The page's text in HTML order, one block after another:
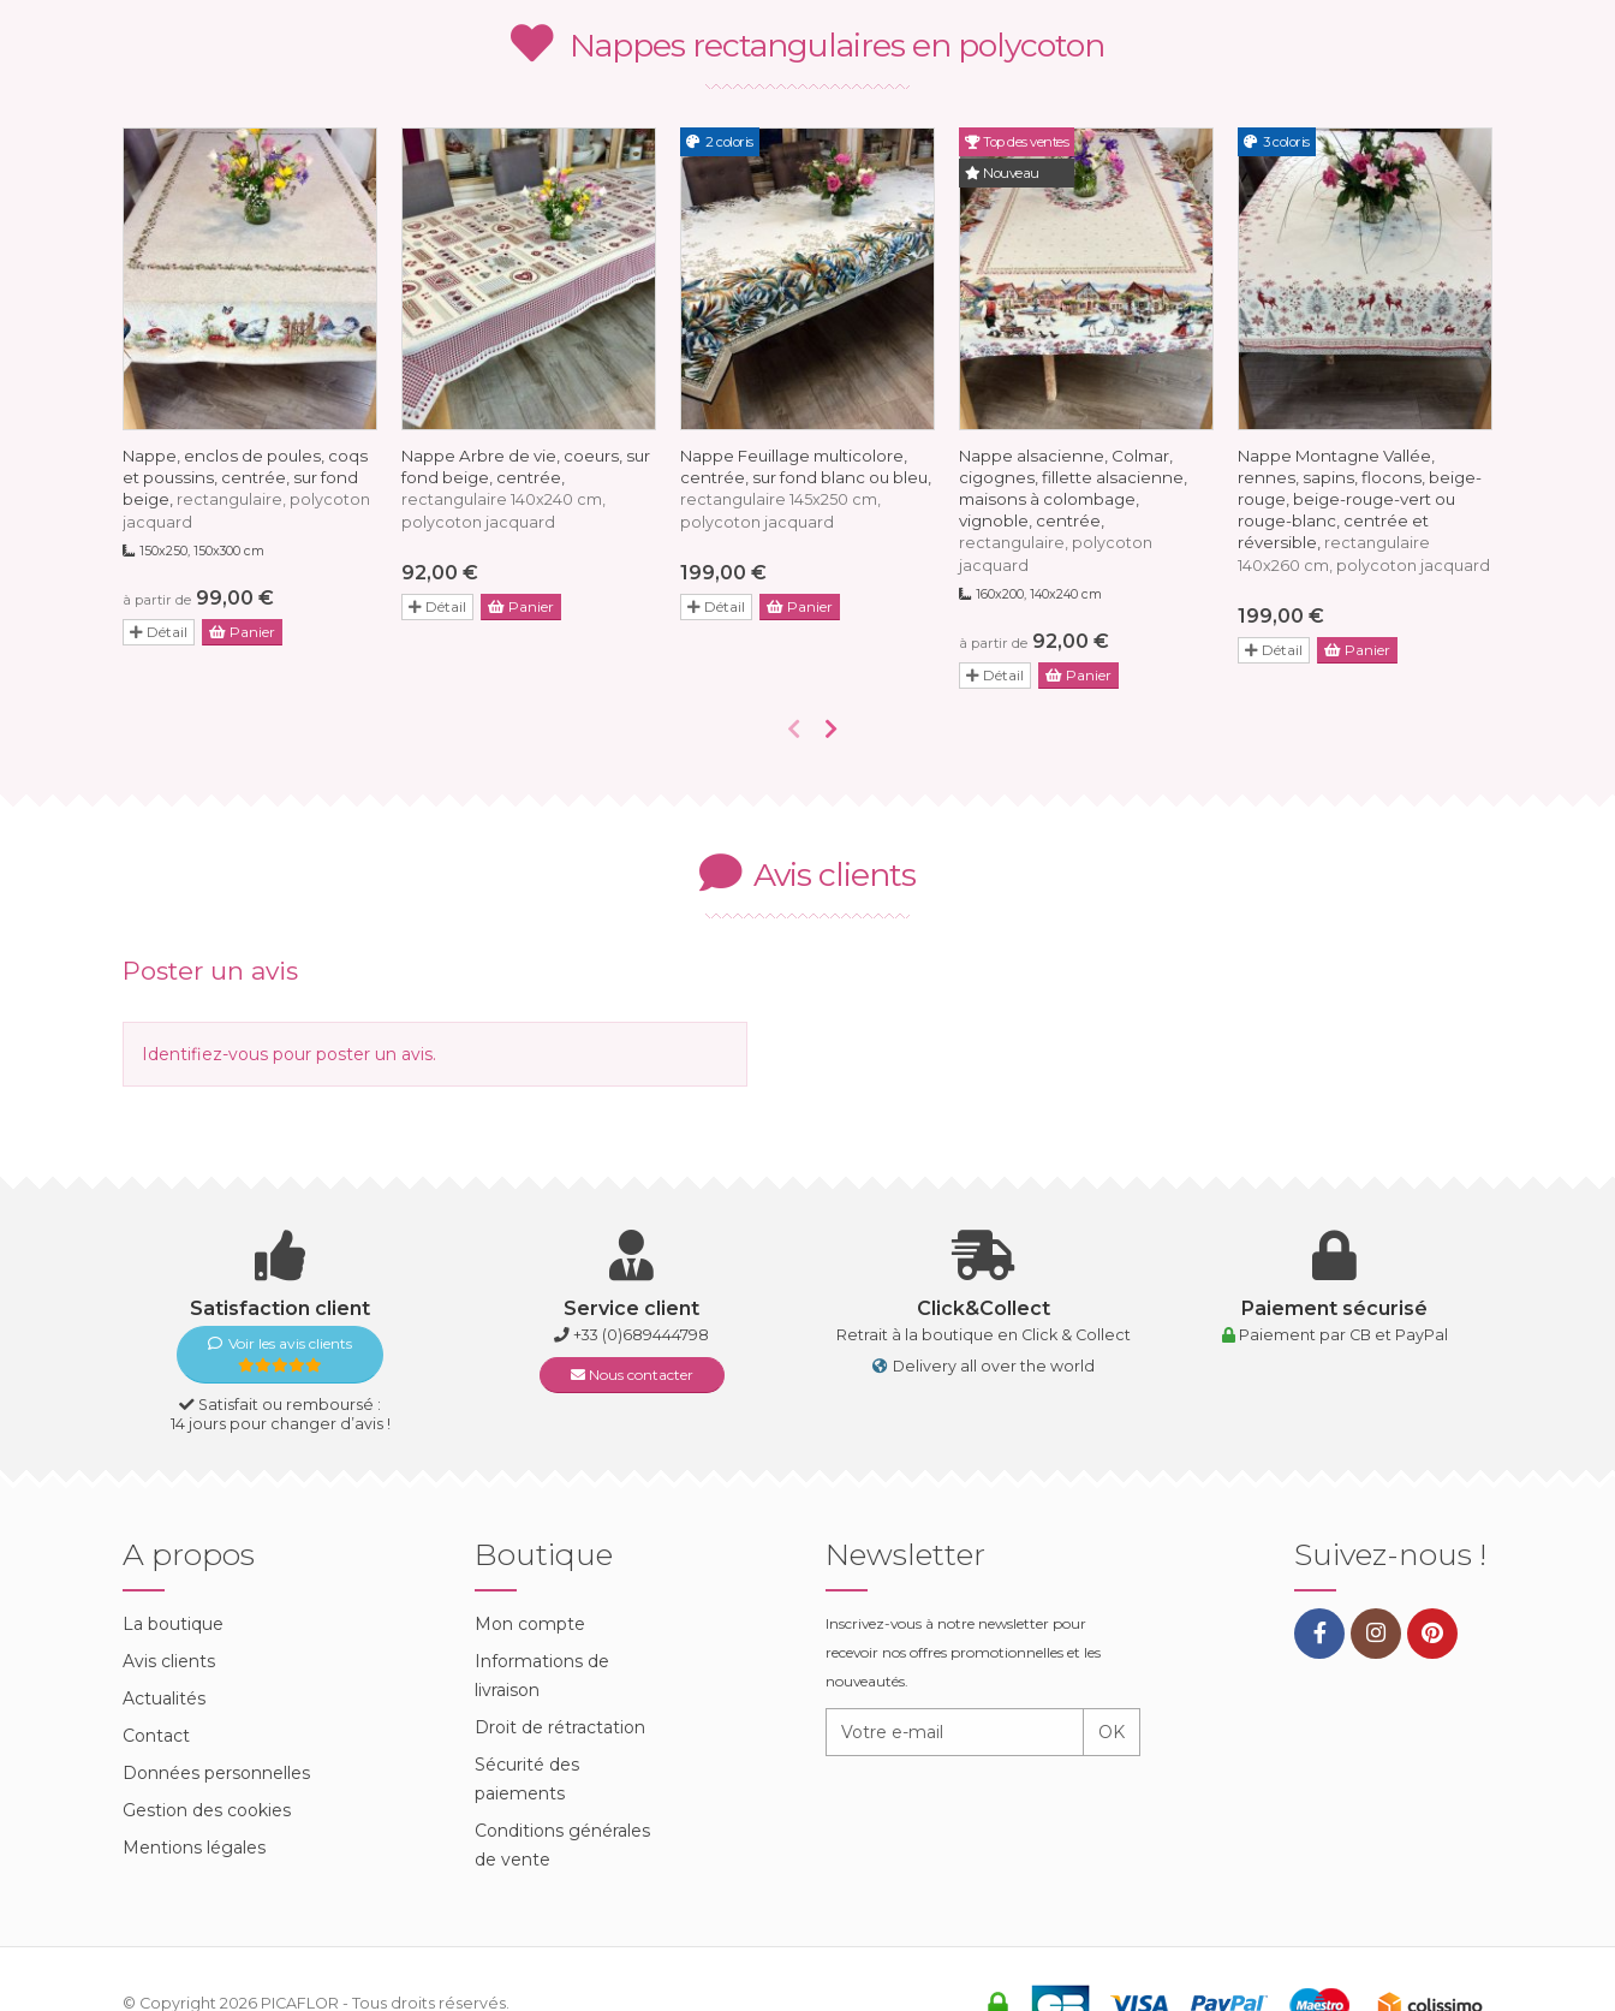
Nappes rectangulaires en polycoton
Nappe, enclos de poules, coqs
et poussins, centrée, sur fond
beige, rectangulaire, polycoton
jacquard
150x250, 150x300 cm
à partir de 99,00 €
Détail Panier
Nappe Arbre de vie, coeurs, sur
fond beige, centrée,
rectangulaire 140x240 cm,
polycoton jacquard
92,00 €
Détail Panier
2 coloris
Nappe Feuillage multicolore,
centrée, sur fond blanc ou bleu,
rectangulaire 145x250 cm,
polycoton jacquard
199,00 €
Détail Panier
Top des ventes
Nouveau
Nappe alsacienne, Colmar,
cigognes, fillette alsacienne,
maisons à colombage,
vignoble, centrée,
rectangulaire, polycoton
jacquard
160x200, 140x240 cm
à partir de 92,00 €
Détail Panier
3 coloris
Nappe Montagne Vallée,
rennes, sapins, flocons, beige-
rouge, beige-rouge-vert ou
rouge-blanc, centrée et
réversible, rectangulaire
140x260 cm, polycoton jacquard
199,00 €
Détail Panier
Avis clients
Poster un avis
Identifiez-vous pour poster un avis.
Satisfaction client
Voir les avis clients
Satisfait ou remboursé :
14 jours pour changer d’avis !
Service client
+33 (0)689444798
Nous contacter
Click&Collect
Retrait à la boutique en Click & Collect
Delivery all over the world
Paiement sécurisé
Paiement par CB et PayPal
A propos
La boutique
Avis clients
Actualités
Contact
Données personnelles
Gestion des cookies
Mentions légales
Boutique
Mon compte
Informations de
livraison
Droit de rétractation
Sécurité des
paiements
Conditions générales
de vente
Newsletter
Inscrivez-vous à notre newsletter pour
recevoir nos offres promotionnelles et les
nouveautés.
OK
Suivez-nous !
© Copyright 2026 PICAFLOR - Tous droits réservés.